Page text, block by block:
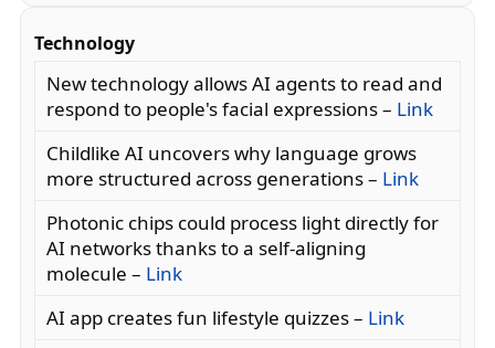
Technology
New technology allows AI agents to read and
respond to people's facial expressions – Link
Childlike AI uncovers why language grows
more structured across generations – Link
Photonic chips could process light directly for
AI networks thanks to a self-aligning
molecule – Link
AI app creates fun lifestyle quizzes – Link